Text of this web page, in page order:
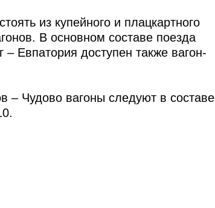
из купейного и плацкартного
В основном составе поезда
– Евпатория доступен также вагон-
– Чудово вагоны следуют в составе